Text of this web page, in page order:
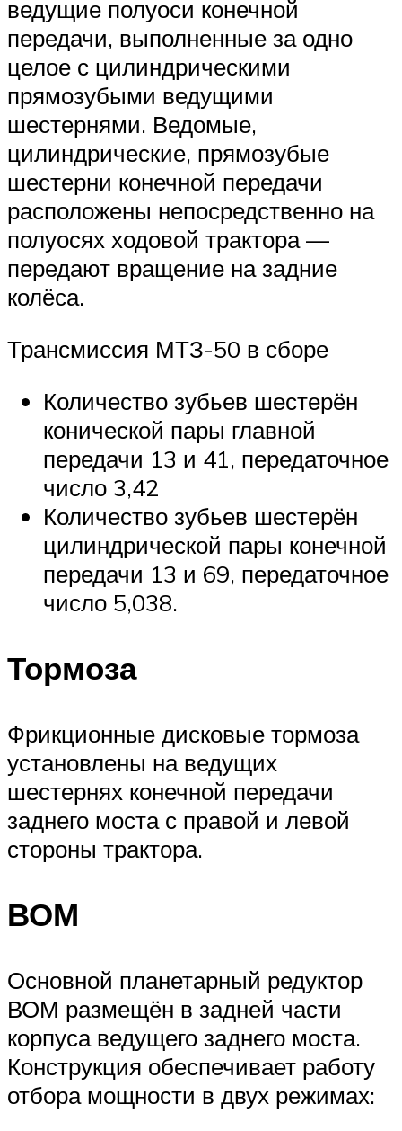
ведущие полуоси конечной
передачи, выполненные за одно
целое с цилиндрическими
прямозубыми ведущими
шестернями. Ведомые,
цилиндрические, прямозубые
шестерни конечной передачи
расположены непосредственно на
полуосях ходовой трактора —
передают вращение на задние
колёса.
Трансмиссия МТЗ-50 в сборе
Количество зубьев шестерён
конической пары главной
передачи 13 и 41, передаточное
число 3,42
Количество зубьев шестерён
цилиндрической пары конечной
передачи 13 и 69, передаточное
число 5,038.
Тормоза
Фрикционные дисковые тормоза
установлены на ведущих
шестернях конечной передачи
заднего моста с правой и левой
стороны трактора.
ВОМ
Основной планетарный редуктор
ВОМ размещён в задней части
корпуса ведущего заднего моста.
Конструкция обеспечивает работу
отбора мощности в двух режимах: